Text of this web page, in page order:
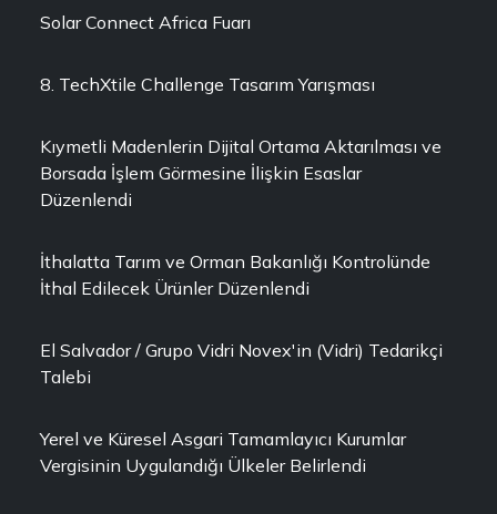
Solar Connect Africa Fuarı
8. TechXtile Challenge Tasarım Yarışması
Kıymetli Madenlerin Dijital Ortama Aktarılması ve
Borsada İşlem Görmesine İlişkin Esaslar
Düzenlendi
İthalatta Tarım ve Orman Bakanlığı Kontrolünde
İthal Edilecek Ürünler Düzenlendi
El Salvador / Grupo Vidri Novex'in (Vidri) Tedarikçi
Talebi
Yerel ve Küresel Asgari Tamamlayıcı Kurumlar
Vergisinin Uygulandığı Ülkeler Belirlendi